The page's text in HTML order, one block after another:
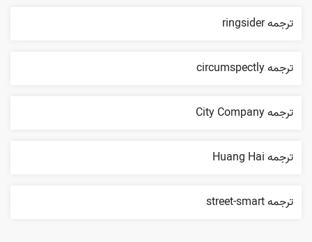
ترجمه ringsider
ترجمه circumspectly
ترجمه City Company
ترجمه Huang Hai
ترجمه street-smart